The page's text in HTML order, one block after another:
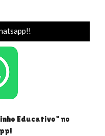
Educativo" no